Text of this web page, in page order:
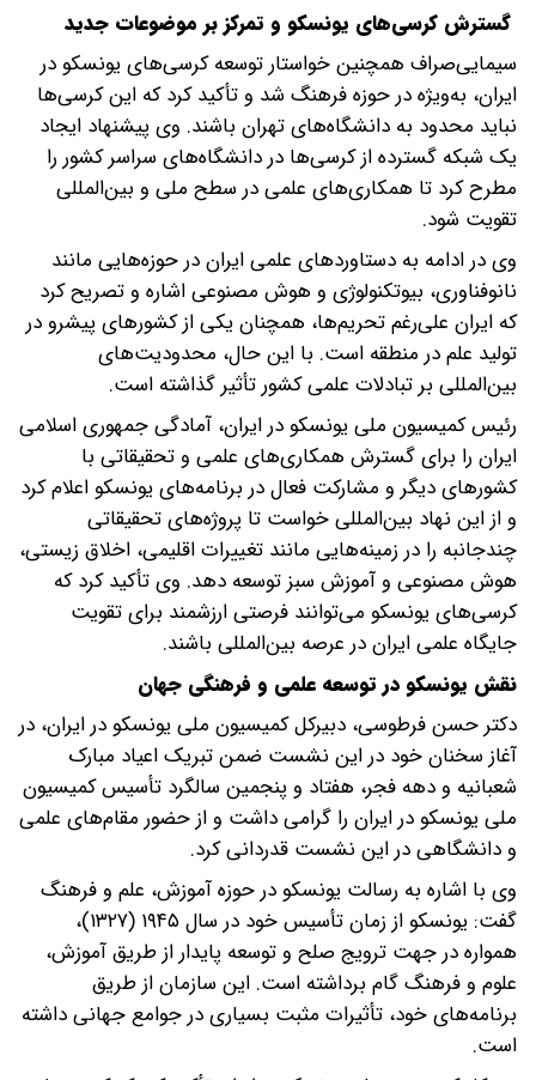
گسترش کرسی‌های یونسکو و تمرکز بر موضوعات جدید
سیمایی‌صراف همچنین خواستار توسعه کرسی‌های یونسکو در
ایران، به‌ویژه در حوزه فرهنگ شد و تأکید کرد که این کرسی‌ها
نباید محدود به دانشگاه‌های تهران باشند. وی پیشنهاد ایجاد
یک شبکه گسترده از کرسی‌ها در دانشگاه‌های سراسر کشور را
مطرح کرد تا همکاری‌های علمی در سطح ملی و بین‌المللی
تقویت شود.
وی در ادامه به دستاوردهای علمی ایران در حوزه‌هایی مانند
نانوفناوری، بیوتکنولوژی و هوش مصنوعی اشاره و تصریح کرد
که ایران علی‌رغم تحریم‌ها، همچنان یکی از کشورهای پیشرو در
تولید علم در منطقه است. با این حال، محدودیت‌های
بین‌المللی بر تبادلات علمی کشور تأثیر گذاشته است.
رئیس کمیسیون ملی یونسکو در ایران، آمادگی جمهوری اسلامی
ایران را برای گسترش همکاری‌های علمی و تحقیقاتی با
کشورهای دیگر و مشارکت فعال در برنامه‌های یونسکو اعلام کرد
و از این نهاد بین‌المللی خواست تا پروژه‌های تحقیقاتی
چندجانبه را در زمینه‌هایی مانند تغییرات اقلیمی، اخلاق زیستی،
هوش مصنوعی و آموزش سبز توسعه دهد. وی تأکید کرد که
کرسی‌های یونسکو می‌توانند فرصتی ارزشمند برای تقویت
جایگاه علمی ایران در عرصه بین‌المللی باشند.
نقش یونسکو در توسعه علمی و فرهنگی جهان
دکتر حسن فرطوسی، دبیرکل کمیسیون ملی یونسکو در ایران، در
آغاز سخنان خود در این نشست ضمن تبریک اعیاد مبارک
شعبانیه و دهه فجر، هفتاد و پنجمین سالگرد تأسیس کمیسیون
ملی یونسکو در ایران را گرامی داشت و از حضور مقام‌های علمی
و دانشگاهی در این نشست قدردانی کرد.
وی با اشاره به رسالت یونسکو در حوزه آموزش، علم و فرهنگ
گفت: یونسکو از زمان تأسیس خود در سال ۱۹۴۵ (۱۳۲۷)،
همواره در جهت ترویج صلح و توسعه پایدار از طریق آموزش،
علوم و فرهنگ گام برداشته است. این سازمان از طریق
برنامه‌های خود، تأثیرات مثبت بسیاری در جوامع جهانی داشته
است.